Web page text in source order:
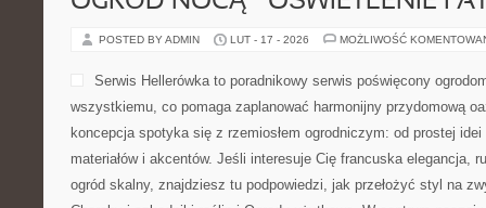
POSTED BY ADMIN LUT - 17 - 2026 MOŻLIWOŚĆ
Serwis Hellerówka to poradnikowy serwis poświęcony
wszystkiemu, co pomaga zaplanować harmonijny przydomową
koncepcja spotyka się z rzemiosłem ogrodniczym: od prostej
materiałów i akcentów. Jeśli interesuje Cię francuska elegancja,
ogród skalny, znajdziesz tu podpowiedzi, jak przełożyć styl na